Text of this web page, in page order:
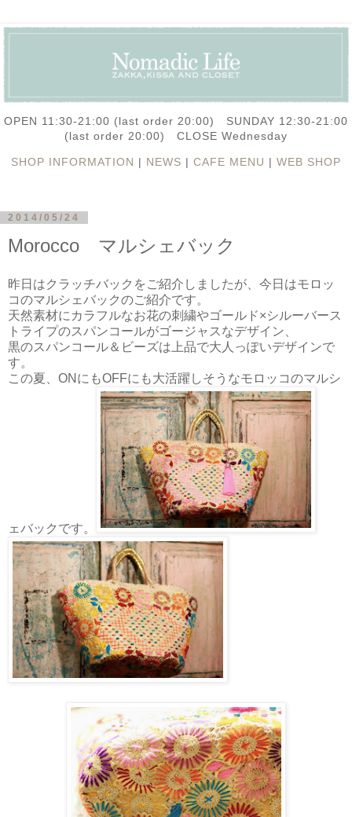
OPEN 11:30-21:00 (last order 20:00) SUNDAY 12:30-21:00
(last order 20:00) CLOSE Wednesday
SHOP INFORMATION | NEWS | CAFE MENU | WEB SHOP
2014/05/24
Morocco マルシェバック
昨日はクラッチバックをご紹介しましたが、今日はモロッ
コのマルシェバックのご紹介です。
天然素材にカラフルなお花の刺繍やゴールド×シルーバース
トライプのスパンコールがゴージャスなデザイン、
黒のスパンコール＆ビーズは上品で大人っぽいデザインで
す。
この夏、ONにもOFFにも大活躍しそうなモロッコのマルシ
ェバックです。